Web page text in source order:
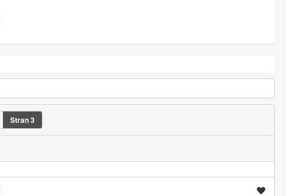
Stran3